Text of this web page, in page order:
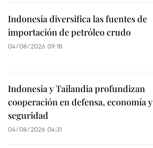
Indonesia diversifica las fuentes de
importación de petróleo crudo
04/08/2026 09:18
Indonesia y Tailandia profundizan
cooperación en defensa, economía y
seguridad
04/08/2026 04:31